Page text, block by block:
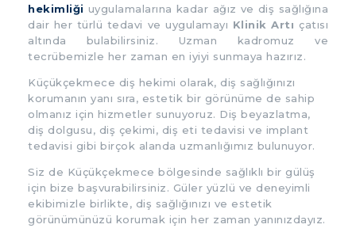
hekimliği uygulamalarına kadar ağız ve diş sağlığına
dair her türlü tedavi ve uygulamayı Klinik Artı çatısı
altında bulabilirsiniz. Uzman kadromuz ve
tecrübemizle her zaman en iyiyi sunmaya hazırız.
Küçükçekmece diş hekimi olarak, diş sağlığınızı
korumanın yanı sıra, estetik bir görünüme de sahip
olmanız için hizmetler sunuyoruz. Diş beyazlatma,
diş dolgusu, diş çekimi, diş eti tedavisi ve implant
tedavisi gibi birçok alanda uzmanlığımız bulunuyor.
Siz de Küçükçekmece bölgesinde sağlıklı bir gülüş
için bize başvurabilirsiniz. Güler yüzlü ve deneyimli
ekibimizle birlikte, diş sağlığınızı ve estetik
görünümünüzü korumak için her zaman yanınızdayız.